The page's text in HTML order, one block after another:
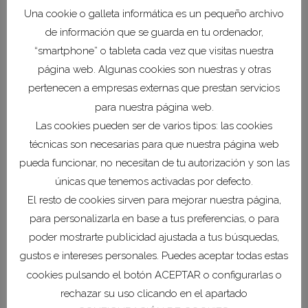
10 Ene Programa de
Apoyo a los Digital
Innovation Hubs:
Ayudas a pymes
para impulsar su
digitalización
Posted at 11:44hinDigitalización
NEXT GEN EU
concesión de ayudas a pequeñas y
medianas empresas dentro del
Programa de Apoyo a los Digital
Innovation Hubs, en el marco del Plan
Una cookie o galleta informática es un pequeño archivo
de información que se guarda en tu ordenador,
“smartphone” o tableta cada vez que visitas nuestra
página web. Algunas cookies son nuestras y otras
pertenecen a empresas externas que prestan servicios
para nuestra página web.
Las cookies pueden ser de varios tipos: las cookies
técnicas son necesarias para que nuestra página web
pueda funcionar, no necesitan de tu autorización y son las
únicas que tenemos activadas por defecto.
El resto de cookies sirven para mejorar nuestra página,
para personalizarla en base a tus preferencias, o para
poder mostrarte publicidad ajustada a tus búsquedas,
gustos e intereses personales. Puedes aceptar todas estas
cookies pulsando el botón ACEPTAR o configurarlas o
rechazar su uso clicando en el apartado